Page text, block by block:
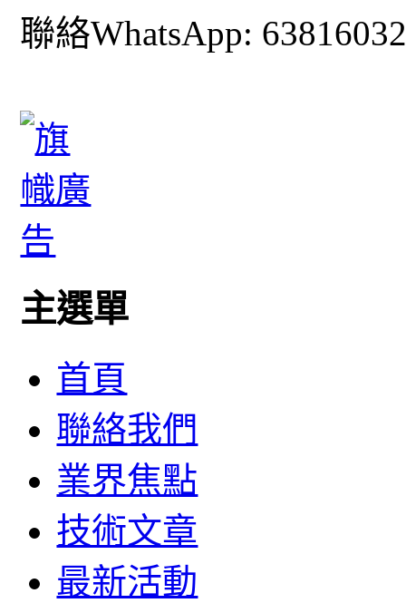
聯絡WhatsApp:
主選單
首頁
聯絡我們
業界焦點
技術文章
最新活動